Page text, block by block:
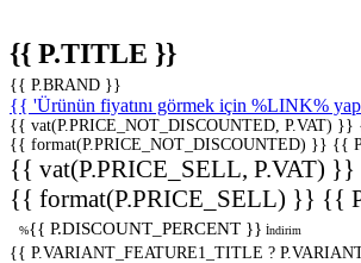
{{ P.TITLE }}
{{ P.BRAND }}
{{ 'Ürünün fiyatını görmek için %LINK%
{{ vat(P.PRICE_NOT_DISCOUNTED, P.VAT) }}
{{ format(P.PRICE_NOT_DISCOUNTED) }} {{
{{ vat(P.PRICE_SELL, P.VAT) }}
{{ format(P.PRICE_SELL) }} {{
%{{ P.DISCOUNT_PERCENT }} İndirim
{{ P.VARIANT_FEATURE1_TITLE ?